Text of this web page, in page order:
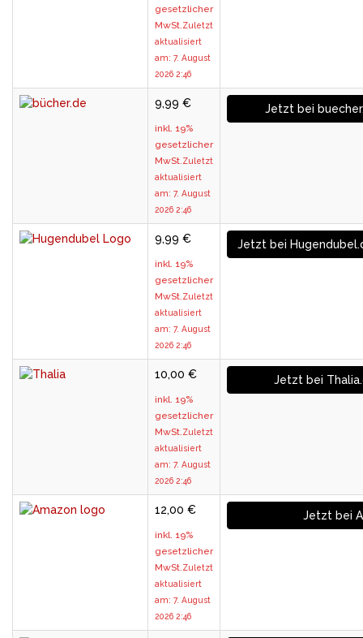
gesetzlicher
MwSt.Zuletzt
aktualisiert
am: 7. August
2026 2:46
9,99 €
inkl. 19%
gesetzlicher
MwSt.Zuletzt
aktualisiert
am: 7. August
2026 2:46
Jetzt bei
9,99 €
inkl. 19%
gesetzlicher
MwSt.Zuletzt
aktualisiert
am: 7. August
2026 2:46
Jetzt bei
10,00 €
inkl. 19%
gesetzlicher
MwSt.Zuletzt
aktualisiert
am: 7. August
2026 2:46
Jetzt bei
12,00 €
inkl. 19%
gesetzlicher
MwSt.Zuletzt
aktualisiert
am: 7. August
2026 2:46
Jetzt bei